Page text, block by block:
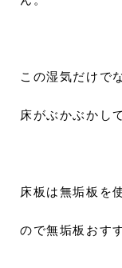
この湿気だけで
床がぶかぶかし
床板は無垢板を
ので無垢板おす